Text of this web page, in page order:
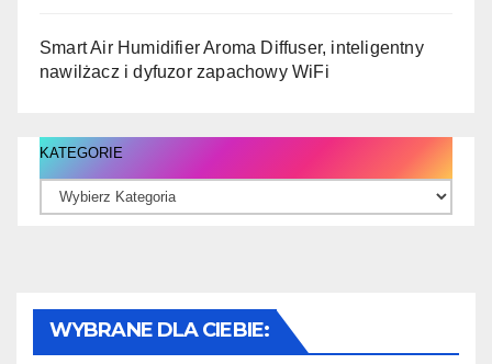
Smart Air Humidifier Aroma Diffuser, inteligentny
nawilżacz i dyfuzor zapachowy WiFi
KATEGORIE
WYBRANE DLA CIEBIE: